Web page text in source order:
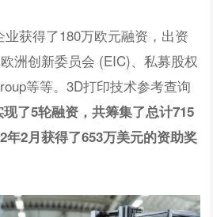
获得了180万欧元融资，出资
洲创新委员会 (EIC)、私募股权
等等。3D打印技术参考查询
了5轮融资，共筹集了总计715
年2月获得了653万美元的资助奖